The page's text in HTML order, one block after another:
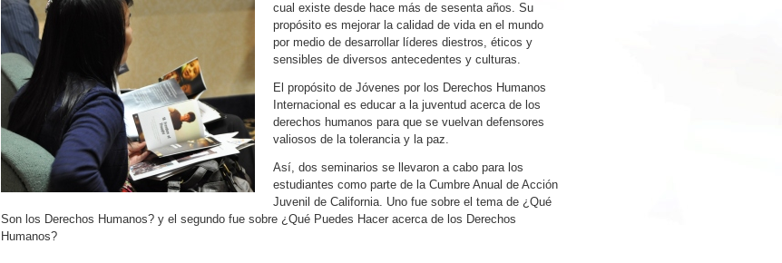
cual existe desde hace más de sesenta años. Su
propósito es mejorar la calidad de vida en el mundo
por medio de desarrollar líderes diestros, éticos y
sensibles de diversos antecedentes y culturas.
El propósito de Jóvenes por los Derechos Humanos
Internacional es educar a la juventud acerca de los
derechos humanos para que se vuelvan defensores
valiosos de la tolerancia y la paz.
Así, dos seminarios se llevaron a cabo para los
estudiantes como parte de la Cumbre Anual de Acción
Juvenil de California. Uno fue sobre el tema de ¿Qué
Son los Derechos Humanos? y el segundo fue sobre ¿Qué Puedes Hacer acerca de los Derechos
Humanos?